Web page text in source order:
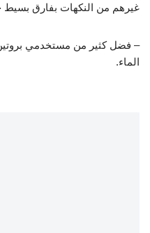
غيرهم من النكهات بفارق بسيط
– فضل كثير من مستخدمي
الماء.